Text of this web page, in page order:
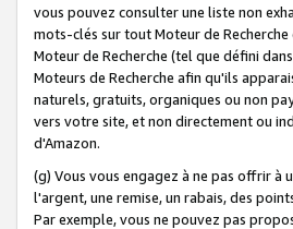
vous pouvez consulter une liste non
mots-clés sur tout Moteur de
Moteur de Recherche (tel que défini
Moteurs de Recherche afin qu'ils
naturels, gratuits, organiques ou non
vers votre site, et non directement ou
d'Amazon.
(g) Vous vous engagez à ne pas offrir à
l'argent, une remise, un rabais, des
Par exemple, vous ne pouvez pas